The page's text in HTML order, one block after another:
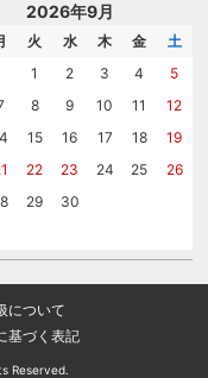
2026年9月
火 水 木 金
土
1
2 3 4
5
8 9 10 11
12
15 16 17 18
19
22 23 24 25
26
29 30
について
基づく表記
Reserved.